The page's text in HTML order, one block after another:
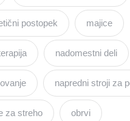
postopek majice
nadomestni deli
napredni stroji za
za streho obrvi